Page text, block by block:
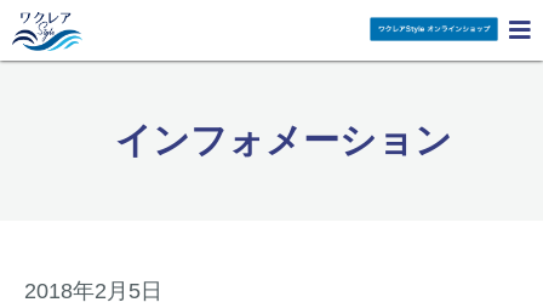

インフォメーション
2018年2月5日